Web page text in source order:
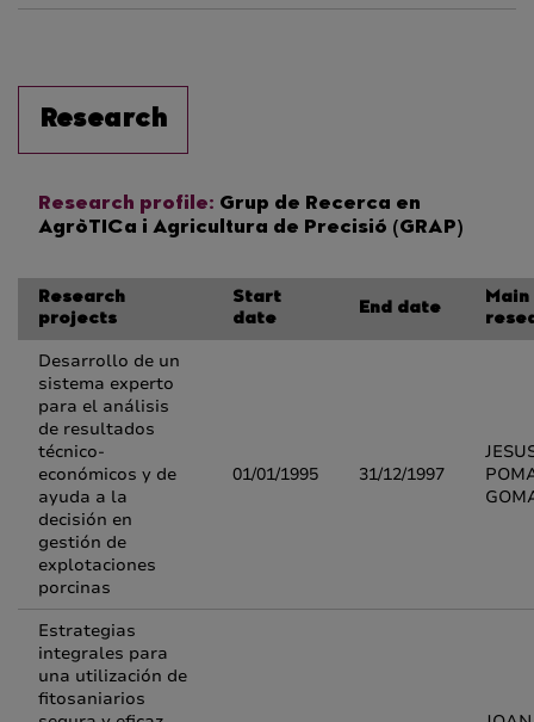
Research
Research profile: Grup de Recerca en
AgròTICa i Agricultura de Precisió (GRAP)
Research
projects
Start
date
End date
Main
Desarrollo de un
sistema experto
para el análisis
de resultados
técnico-
económicos y de
ayuda a la
decisión en
gestión de
explotaciones
porcinas
01/01/1995 31/12/1997
Estrategias
integrales para
una utilización de
fitosaniarios